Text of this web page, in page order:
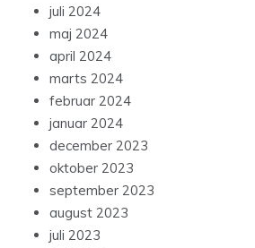
juli 2024
maj 2024
april 2024
marts 2024
februar 2024
januar 2024
december 2023
oktober 2023
september 2023
august 2023
juli 2023